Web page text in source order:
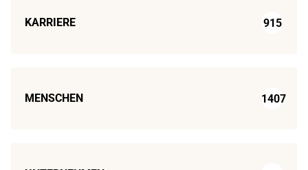
KARRIERE 915
MENSCHEN 1407